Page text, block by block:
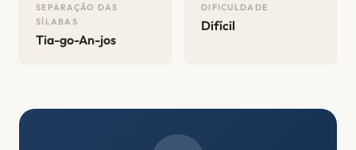
SEPARAÇÃO DAS
SÍLABAS
Tia-go-An-jos
DIFICULDADE
Difícil